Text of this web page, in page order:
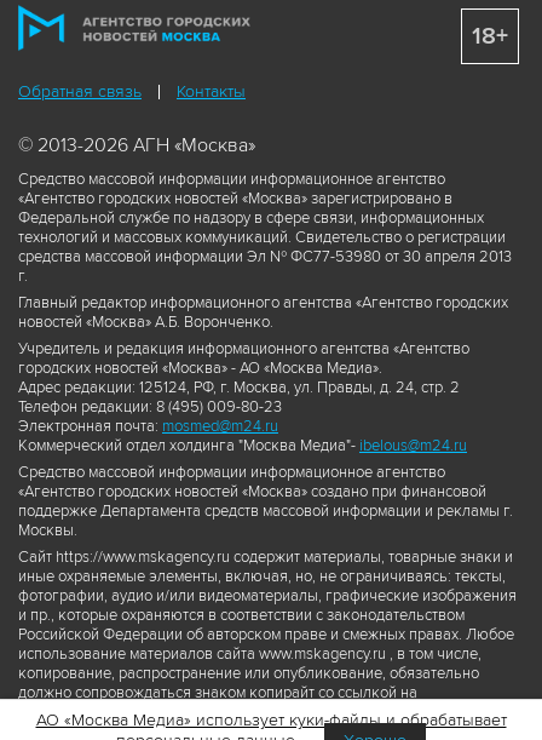
Обратная связь Контакты
© 2013-2026 АГН «Москва»
Средство массовой информации информационное агентство
«Агентство городских новостей «Москва» зарегистрировано в
Федеральной службе по надзору в сфере связи, информационных
технологий и массовых коммуникаций. Свидетельство о регистрации
средства массовой информации Эл № ФС77-53980 от 30 апреля 2013
г.
Главный редактор информационного агентства «Агентство городских
новостей «Москва» А.Б. Воронченко.
Учредитель и редакция информационного агентства «Агентство
городских новостей «Москва» - АО «Москва Медиа».
Адрес редакции: 125124, РФ, г. Москва, ул. Правды, д. 24, стр. 2
Телефон редакции: 8 (495) 009-80-23
Электронная почта: mosmed@m24.ru
Коммерческий отдел холдинга "Москва Медиа"- ibelous@m24.ru
Средство массовой информации информационное агентство
«Агентство городских новостей «Москва» создано при финансовой
поддержке Департамента средств массовой информации и рекламы г.
Москвы.
Сайт https://www.mskagency.ru содержит материалы, товарные знаки и
иные охраняемые элементы, включая, но, не ограничиваясь: тексты,
фотографии, аудио и/или видеоматериалы, графические изображения
и пр., которые охраняются в соответствии с законодательством
Российской Федерации об авторском праве и смежных правах. Любое
использование материалов сайта www.mskagency.ru , в том числе,
копирование, распространение или опубликование, обязательно
должно сопровождаться знаком копирайт со ссылкой на
правообладателя © АО «Москва Медиа», а также гиперссылкой на сайт
www.mskagency.ru как на первоисточник информации. Переработка
18+
АО «Москва Медиа» использует куки-файлы и обрабатывает